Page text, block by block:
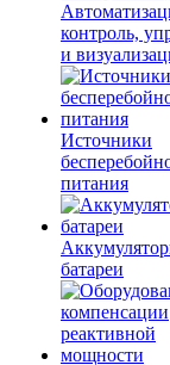
контроль,
и
Источники
питания
батареи